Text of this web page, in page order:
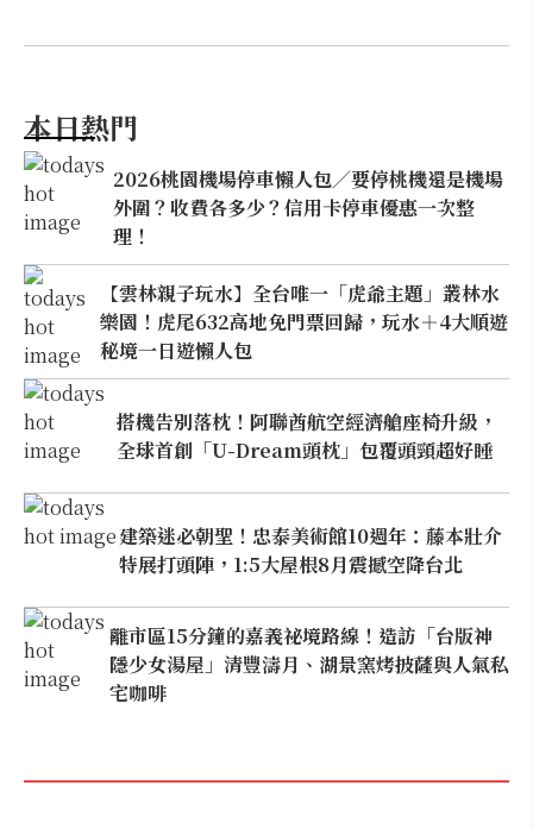
本日熱門
2026桃園機場停車懶人包／要停桃機還是機場
外圍？收費各多少？信用卡停車優惠一次整
理！
【雲林親子玩水】全台唯一「虎爺主題」叢林水
樂園！虎尾632高地免門票回歸，玩水＋4大順遊
秘境一日遊懶人包
搭機告別落枕！阿聯酋航空經濟艙座椅升級，
全球首創「U-Dream頭枕」包覆頭頸超好睡
建築迷必朝聖！忠泰美術館10週年：藤本壯介
特展打頭陣，1:5大屋根8月震撼空降台北
離市區15分鐘的嘉義祕境路線！造訪「台版神
隱少女湯屋」清豐濤月、湖景窯烤披薩與人氣私
宅咖啡